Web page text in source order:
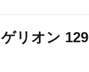
リオン 129